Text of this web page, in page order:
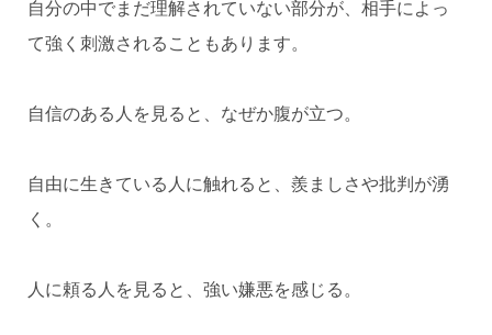
自分の中でまだ理解されていない部分が、相手によっ
て強く刺激されることもあります。
自信のある人を見ると、なぜか腹が立つ。
自由に生きている人に触れると、羨ましさや批判が湧
く。
人に頼る人を見ると、強い嫌悪を感じる。